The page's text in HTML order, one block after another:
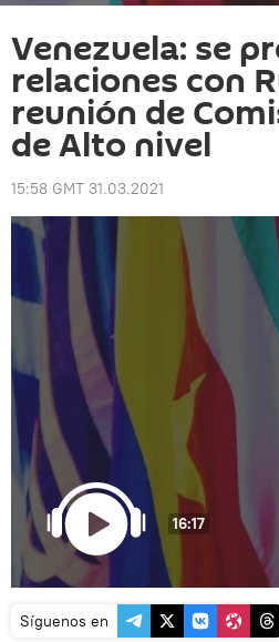
Venezuela: se
relaciones con
reunión de
de Alto nivel
15:58 GMT 31.03.2021
16:17
Síguenos en